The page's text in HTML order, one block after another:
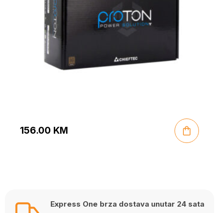
156.00 KM
Express One brza dostava unutar 24 sata